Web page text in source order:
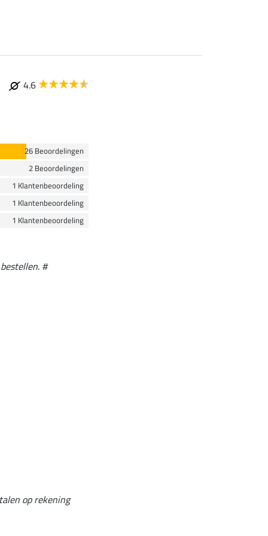
4.6
26 Beoordelingen
2 Beoordelingen
1 Klantenbeoordeling
1 Klantenbeoordeling
1 Klantenbeoordeling
#
op rekening